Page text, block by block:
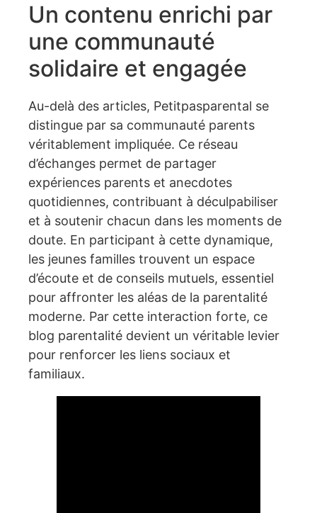
Un contenu enrichi par
une communauté
solidaire et engagée
Au-delà des articles, Petitpasparental se
distingue par sa communauté parents
véritablement impliquée. Ce réseau
d’échanges permet de partager
expériences parents et anecdotes
quotidiennes, contribuant à déculpabiliser
et à soutenir chacun dans les moments de
doute. En participant à cette dynamique,
les jeunes familles trouvent un espace
d’écoute et de conseils mutuels, essentiel
pour affronter les aléas de la parentalité
moderne. Par cette interaction forte, ce
blog parentalité devient un véritable levier
pour renforcer les liens sociaux et
familiaux.